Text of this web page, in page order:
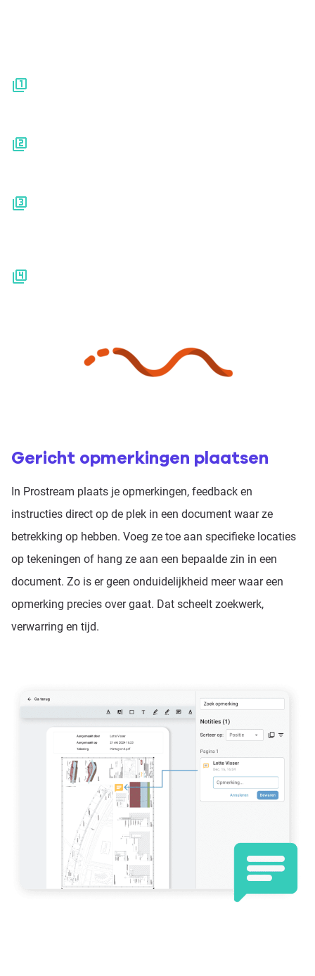
Gericht opmerkingen plaatsen
In Prostream plaats je opmerkingen, feedback en
instructies direct op de plek in een document waar ze
betrekking op hebben. Voeg ze toe aan specifieke locaties
op tekeningen of hang ze aan een bepaalde zin in een
document. Zo is er geen onduidelijkheid meer waar een
opmerking precies over gaat. Dat scheelt zoekwerk,
verwarring en tijd.